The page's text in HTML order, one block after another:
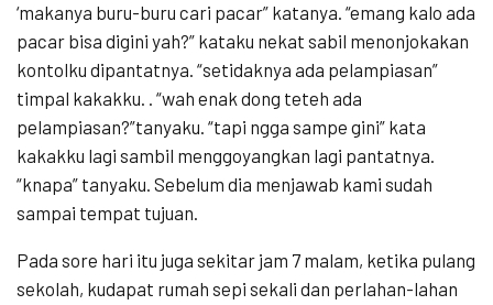
‘makanya buru-buru cari pacar” katanya. “emang kalo ada
pacar bisa digini yah?” kataku nekat sabil menonjokakan
kontolku dipantatnya. “setidaknya ada pelampiasan”
timpal kakakku. . “wah enak dong teteh ada
pelampiasan?”tanyaku. “tapi ngga sampe gini” kata
kakakku lagi sambil menggoyangkan lagi pantatnya.
“knapa” tanyaku. Sebelum dia menjawab kami sudah
sampai tempat tujuan.
Pada sore hari itu juga sekitar jam 7 malam, ketika pulang
sekolah, kudapat rumah sepi sekali dan perlahan-lahan